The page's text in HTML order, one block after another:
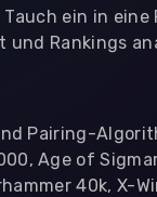
Tauch ein in
Rankings
Pairing-
Age of
40k, X-